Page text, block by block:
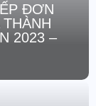
ĐƠN
2023 –